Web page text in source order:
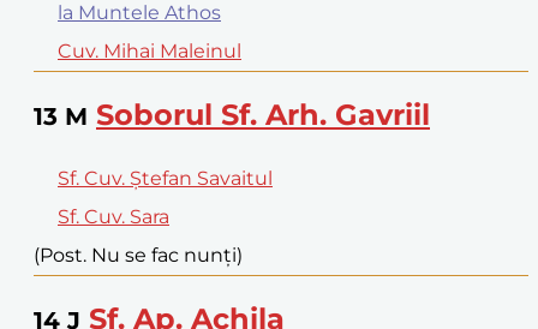
la Muntele Athos
Cuv. Mihai Maleinul
13 M Soborul Sf. Arh. Gavriil
Sf. Cuv. Ștefan Savaitul
Sf. Cuv. Sara
(Post. Nu se fac nunți)
14 J Sf. Ap. Achila